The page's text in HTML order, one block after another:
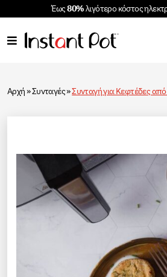
Έως80%λιγότερο κόστος
Αρχή»Συνταγές»Συνταγή για Κεφτέδες